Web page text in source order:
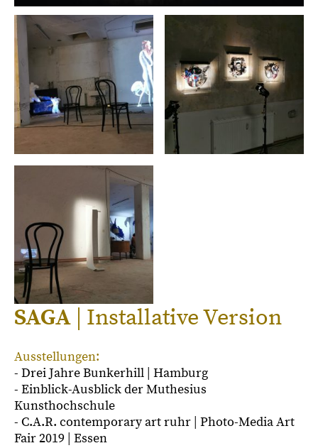
SAGA | Installative Version
Ausstellungen:
- Drei Jahre Bunkerhill | Hamburg
- Einblick-Ausblick der Muthesius
Kunsthochschule
- C.A.R. contemporary art ruhr | Photo-Media Art
Fair 2019 | Essen